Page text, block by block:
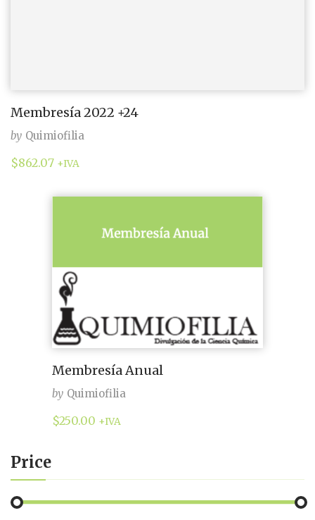
Price
Membresía 2022 +24
by Quimiofilia
$862.07 +IVA
Membresía Anual
by Quimiofilia
$250.00 +IVA